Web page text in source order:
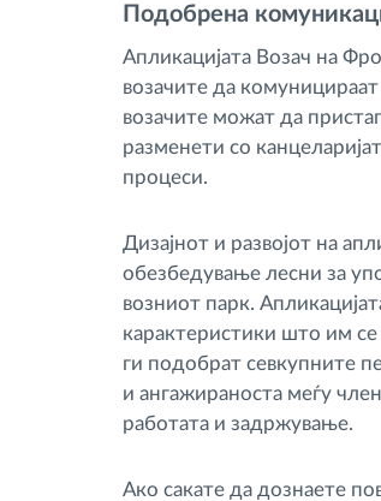
Подобрена
Апликацијата Возач на
возачите да
возачите можат да
разменети со
процеси.
Дизајнот и развојот на
обезбедување лесни за
возниот парк.
карактеристики што им се
ги подобрат севкупните
и ангажираноста меѓу
работата и задржување.
Ако сакате да дознаете